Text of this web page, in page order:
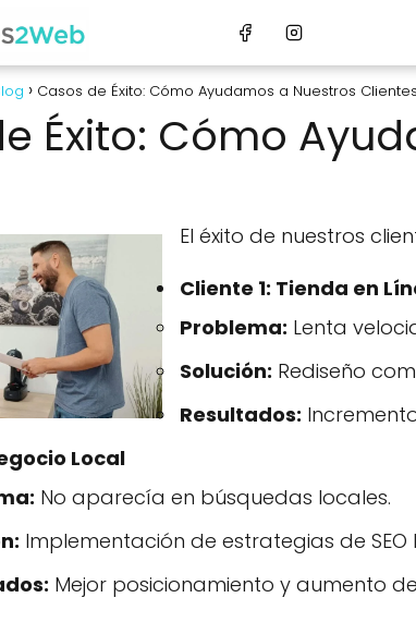
Casos de Éxito: Cómo Ayudamos a Nuestros
Éxito: Cómo
El éxito de nuestros
Cliente 1: Tienda en
Problema: Lenta
Solución: Rediseño
Resultados:
Local
No aparecía en búsquedas locales.
Implementación de estrategias de SEO
Mejor posicionamiento y aumento